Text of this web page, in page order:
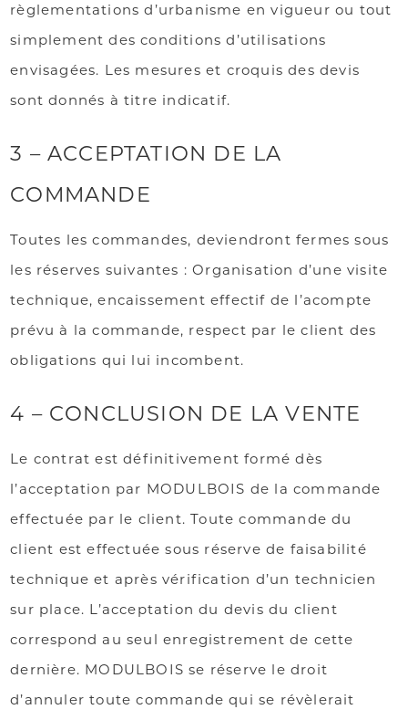
règlementations d’urbanisme en vigueur ou tout
simplement des conditions d’utilisations
envisagées. Les mesures et croquis des devis
sont donnés à titre indicatif.
3 – ACCEPTATION DE LA
COMMANDE
Toutes les commandes, deviendront fermes sous
les réserves suivantes : Organisation d’une visite
technique, encaissement effectif de l’acompte
prévu à la commande, respect par le client des
obligations qui lui incombent.
4 – CONCLUSION DE LA VENTE
Le contrat est définitivement formé dès
l’acceptation par MODULBOIS de la commande
effectuée par le client. Toute commande du
client est effectuée sous réserve de faisabilité
technique et après vérification d’un technicien
sur place. L’acceptation du devis du client
correspond au seul enregistrement de cette
dernière. MODULBOIS se réserve le droit
d’annuler toute commande qui se révèlerait